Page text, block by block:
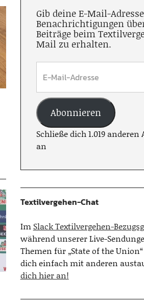
Gib deine E-Mail-
Benachrichtigungen
Beiträge beim
Mail zu erhalten.
Abonnieren
Schließe dich 1.019
an
Textilvergehen-Chat
Im Slack Textilvergehen-
während unserer Live-
Themen für „State of the
dich einfach mit anderen
dich hier an!